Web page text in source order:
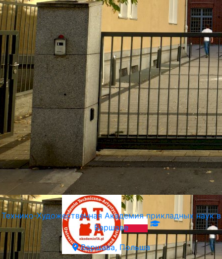
Технико-Художественная Академия прикладных наук в
Варшаве
Варшава, Польша